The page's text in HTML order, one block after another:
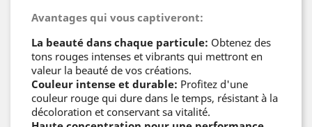
Avantages qui vous captiveront:
La beauté dans chaque particule: Obtenez des
tons rouges intenses et vibrants qui mettront en
valeur la beauté de vos créations.
Couleur intense et durable: Profitez d'une
couleur rouge qui dure dans le temps, résistant à la
décoloration et conservant sa vitalité.